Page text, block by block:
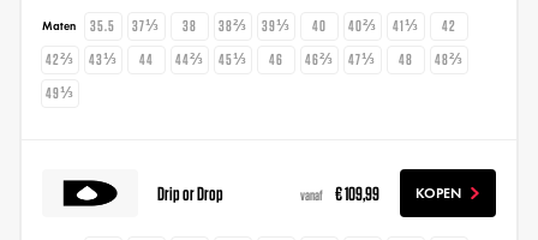
Maten 35.5 37⅓ 38 38⅔ 39⅓ 40 40⅔ 41⅓
42
42⅔
43⅓ 44 44⅔ 45⅓ 46 46⅔ 47⅓ 48
48⅔
49⅓
Drip or Drop vanaf € 109,99 KOPEN